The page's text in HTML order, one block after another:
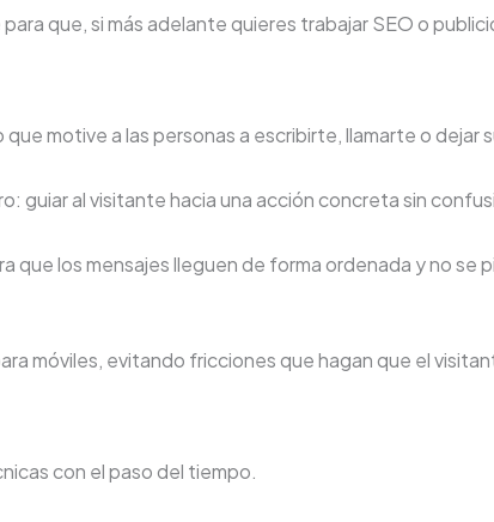
que, si más adelante quieres trabajar SEO o
motive a las personas a escribirte, llamarte o dejar
guiar al visitante hacia una acción concreta sin
que los mensajes lleguen de forma ordenada y no se
móviles, evitando fricciones que hagan que el
con el paso del tiempo.